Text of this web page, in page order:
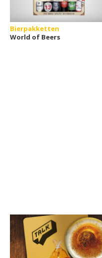
Bierpakketten
World of Beers